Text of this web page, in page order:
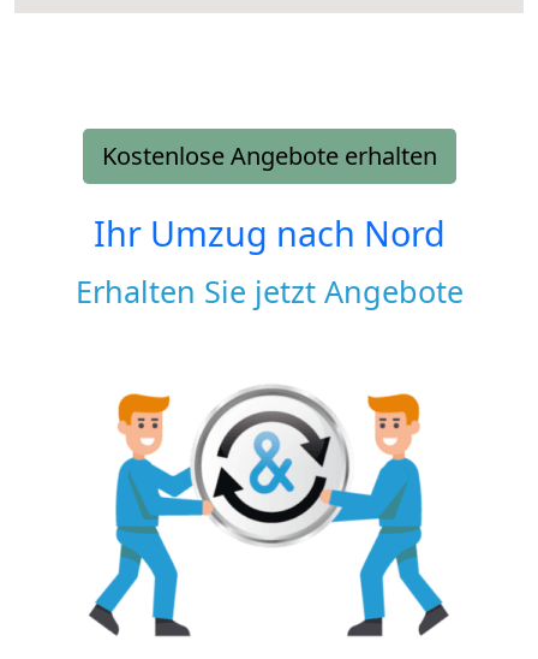
Kostenlose Angebote erhalten
Ihr Umzug nach Nord
Erhalten Sie jetzt Angebote